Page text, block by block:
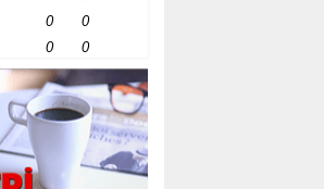
0
0
0 0